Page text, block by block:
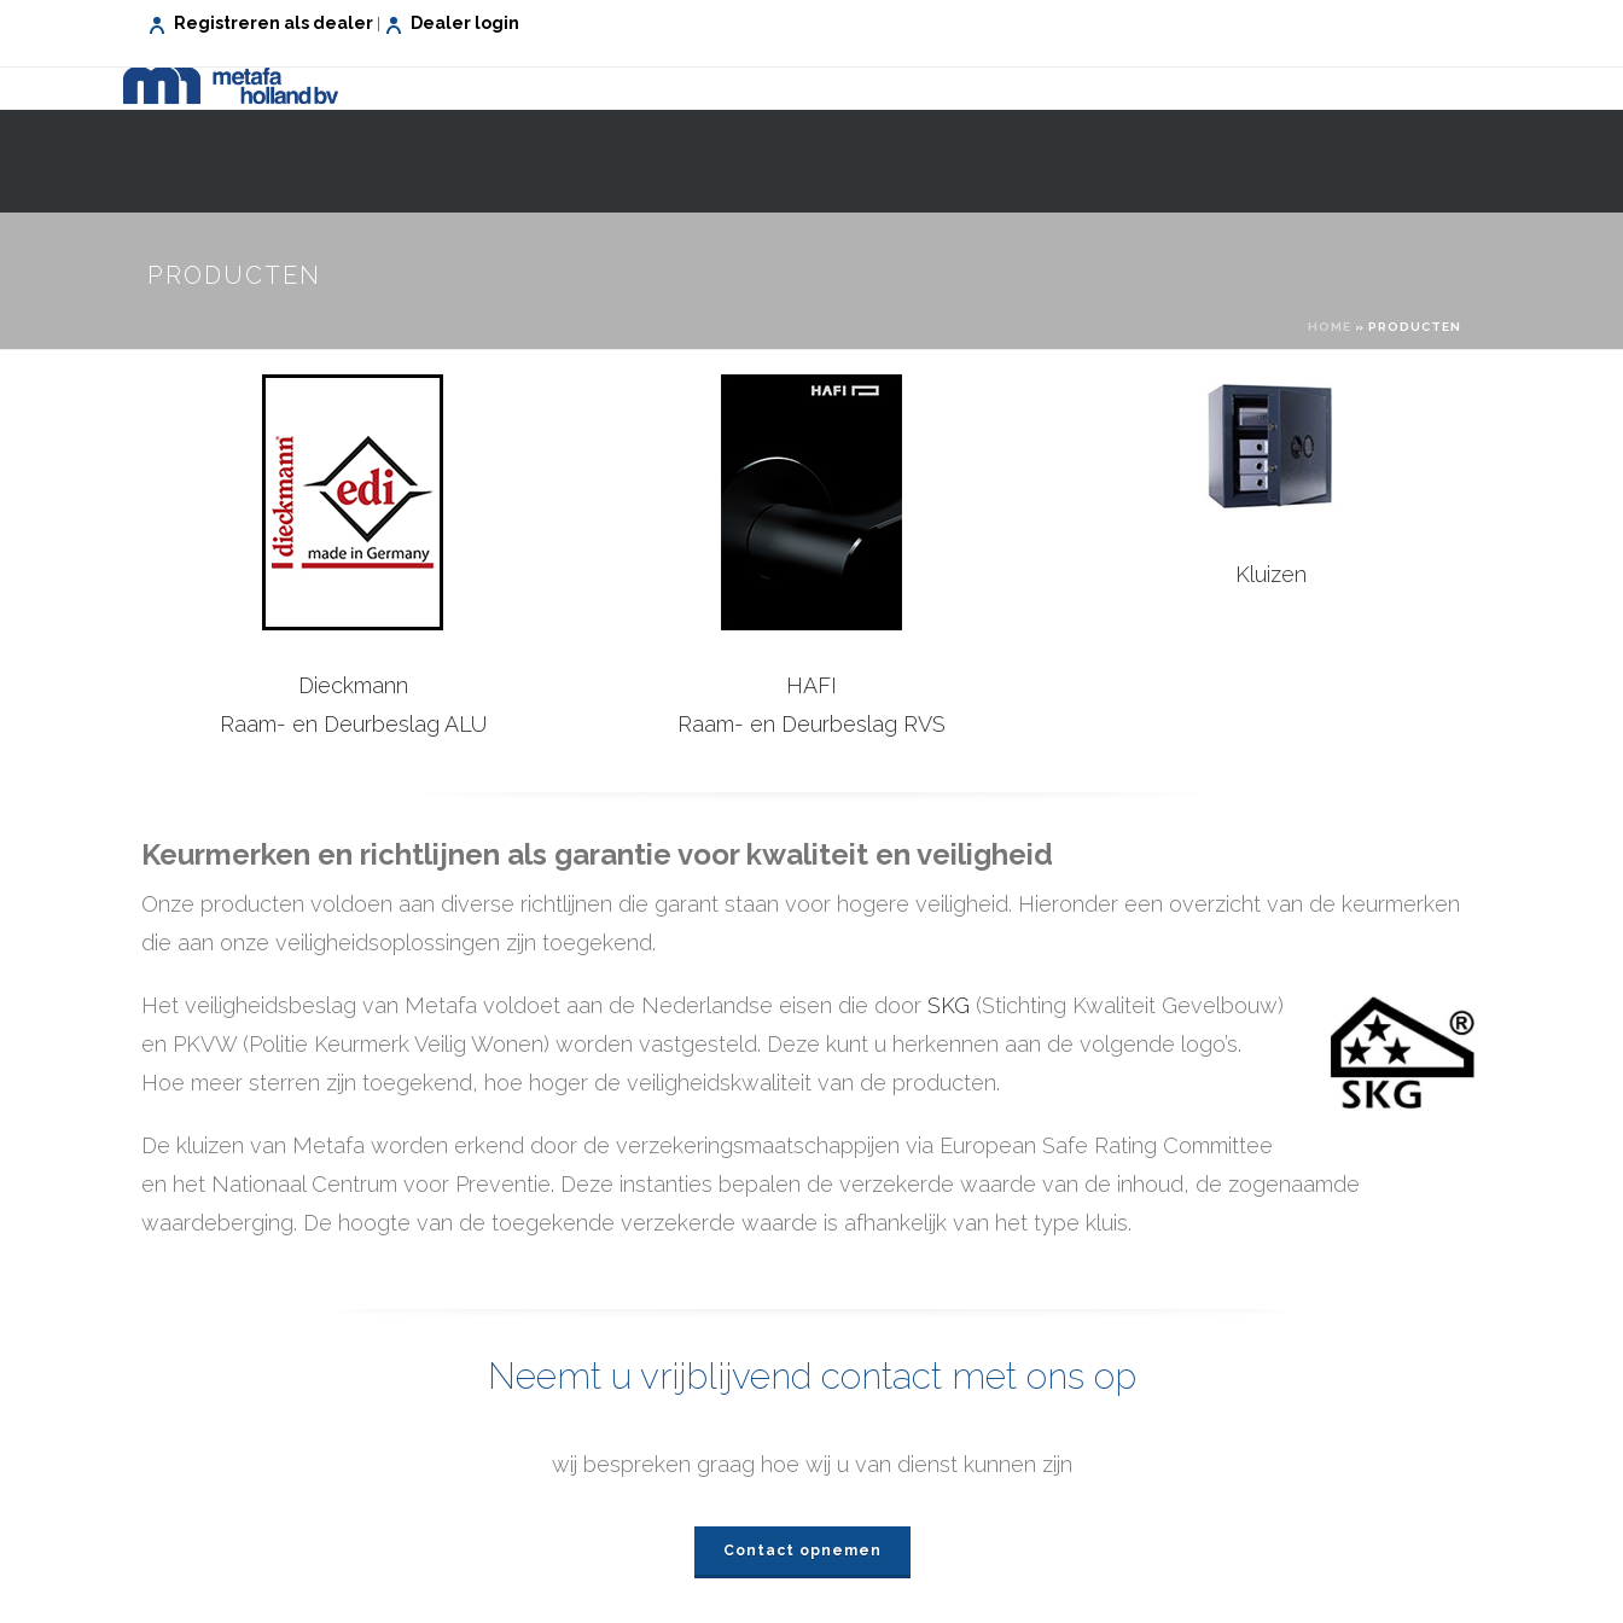
Registreren als dealer Dealer login
VEILIG WONEN VEILIG WERKEN
PRODUCTEN
HOME » PRODUCTEN
Dieckmann
Raam- en Deurbeslag ALU
HAFI
Raam- en Deurbeslag RVS
Kluizen
Keurmerken en richtlijnen als garantie voor kwaliteit en veiligheid
Onze producten voldoen aan diverse richtlijnen die garant staan voor hogere veiligheid. Hieronder een overzicht van de keurmerken
die aan onze veiligheidsoplossingen zijn toegekend.
Het veiligheidsbeslag van Metafa voldoet aan de Nederlandse eisen die door SKG (Stichting Kwaliteit Gevelbouw)
en PKVW (Politie Keurmerk Veilig Wonen) worden vastgesteld. Deze kunt u herkennen aan de volgende logo’s.
Hoe meer sterren zijn toegekend, hoe hoger de veiligheidskwaliteit van de producten.
De kluizen van Metafa worden erkend door de verzekeringsmaatschappijen via European Safe Rating Committee
en het Nationaal Centrum voor Preventie. Deze instanties bepalen de verzekerde waarde van de inhoud, de zogenaamde
waardeberging. De hoogte van de toegekende verzekerde waarde is afhankelijk van het type kluis.
Neemt u vrijblijvend contact met ons op
wij bespreken graag hoe wij u van dienst kunnen zijn
Contact opnemen